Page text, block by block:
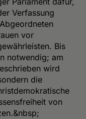
Verfassung
vor
Bis
notwendig; am
wird
die
von